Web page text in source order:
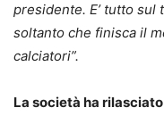
presidente. E’ tutto sul
soltanto che finisca il
calciatori”.
La società ha